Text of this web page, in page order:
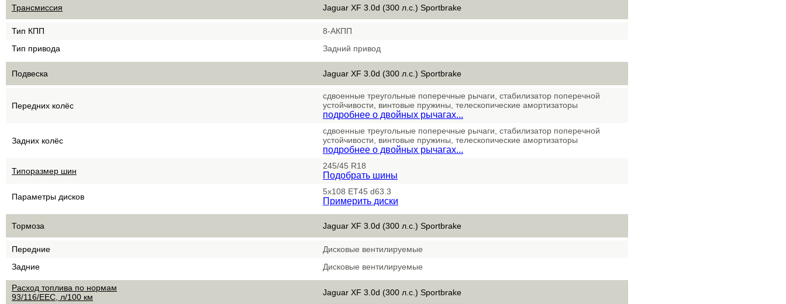
Трансмиссия Jaguar XF 3.0d (300 л.с.) Sportbrake
Тип КПП
8-АКПП
Тип привода
Задний привод
Подвеска Jaguar XF 3.0d (300 л.с.) Sportbrake
Передних колёс
сдвоенные треугольные поперечные рычаги, стабилизатор поперечной
устойчивости, винтовые пружины, телескопические амортизаторы
подробнее о двойных рычагах...
Задних колёс
сдвоенные треугольные поперечные рычаги, стабилизатор поперечной
устойчивости, винтовые пружины, телескопические амортизаторы
подробнее о двойных рычагах...
Типоразмер шин
245/45 R18
Подобрать шины
Параметры дисков
5x108 ET45 d63.3
Примерить диски
Тормоза Jaguar XF 3.0d (300 л.с.) Sportbrake
Передние
Дисковые вентилируемые
Задние
Дисковые вентилируемые
Расход топлива по нормам
93/116/EEC, л/100 км
Jaguar XF 3.0d (300 л.с.) Sportbrake